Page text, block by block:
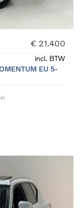
€ 21.400
incl. BTW
EU 5-